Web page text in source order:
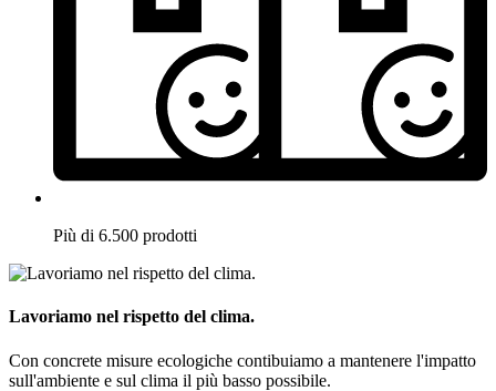
Più di 6.500 prodotti
Lavoriamo nel rispetto del clima.
Con concrete misure ecologiche contibuiamo a mantenere l'impatto
sull'ambiente e sul clima il più basso possibile.